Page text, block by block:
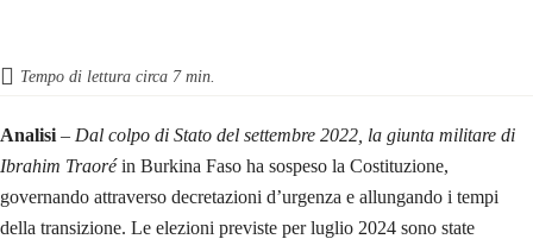
Tempo di lettura circa 7min.
Analisi – Dal colpo di Stato del settembre 2022, la giunta militare di
Ibrahim Traoréin Burkina Faso ha sospeso la Costituzione,
governando attraverso decretazioni d’urgenza e allungando i tempi
della transizione. Le elezioni previste per luglio 2024 sono state